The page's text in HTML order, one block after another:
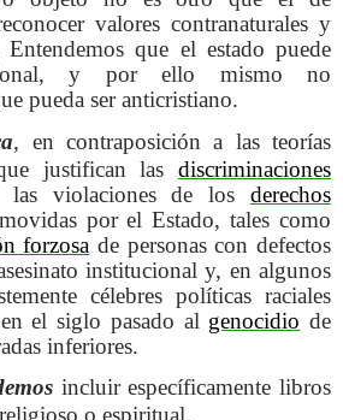
valores contranaturales y
Entendemosque el estado puede
y por ello mismo no
pueda ser anticristiano.
, en contraposición a las teorías
que justificanlas discriminaciones
las violaciones de los derechos
por el Estado, tales como
forzosa de personas con defectos
institucional y, en algunos
célebres políticas raciales
el siglo pasado al genocidio de
inferiores.
incluir específicamente libros
o espiritual.